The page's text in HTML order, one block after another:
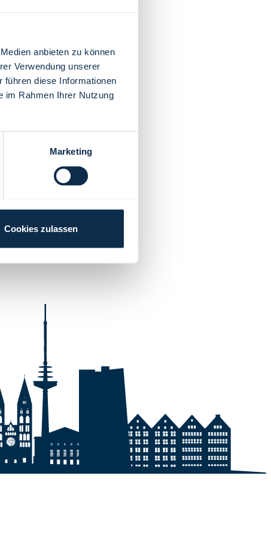
anbieten zu können
Verwendung unserer
führen diese Informationen
im Rahmen Ihrer Nutzung
Marketing
Cookies zulassen